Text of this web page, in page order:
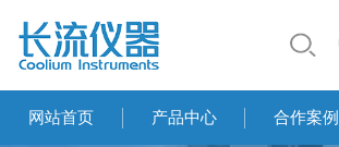
网站首页 产品中心 合作案例